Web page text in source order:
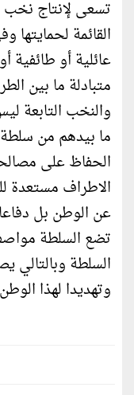
تسعى لإنتاج
القائمة
عائلية أو طائفية
متبادلة ما بين
والنخب التابعة
ما بيدهم من
الحفاظ على
الاطراف مستعدة
عن الوطن بل
تضع السلطة
السلطة وبالتالي
وتهديدا لهذا